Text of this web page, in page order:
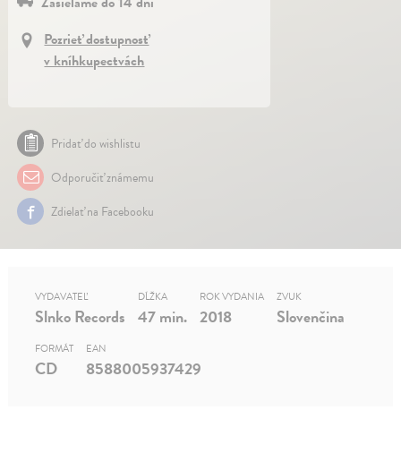
Pozrieť dostupnosť
v kníhkupectvách
Pridať do wishlistu
Odporučiť známemu
Zdielať na Facebooku
VYDAVATEĽ
Slnko Records
DĹŽKA
47 min.
ROK VYDANIA
2018
ZVUK
Slovenčina
FORMÁT
CD
EAN
8588005937429